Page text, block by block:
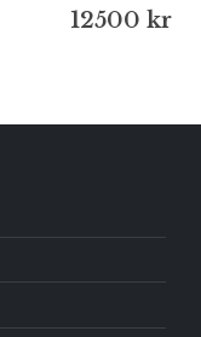
12500 kr